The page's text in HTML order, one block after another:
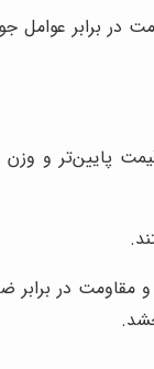
برابر عوامل
پایین‌تر و
در برابر